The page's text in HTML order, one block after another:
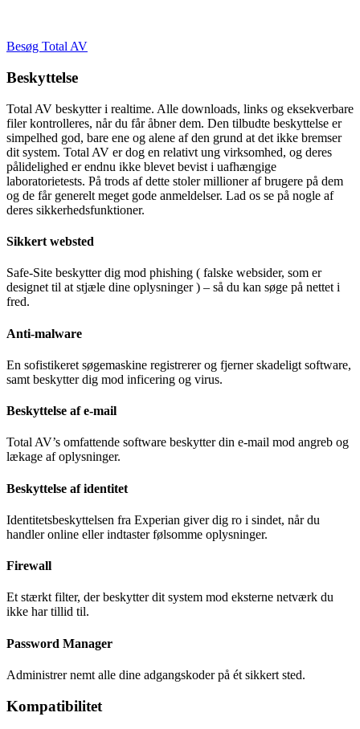
Besøg Total AV
Beskyttelse
Total AV beskytter i realtime. Alle downloads, links og eksekverbare
filer kontrolleres, når du får åbner dem. Den tilbudte beskyttelse er
simpelhed god, bare ene og alene af den grund at det ikke bremser
dit system. Total AV er dog en relativt ung virksomhed, og deres
pålidelighed er endnu ikke blevet bevist i uafhængige
laboratorietests. På trods af dette stoler millioner af brugere på dem
og de får generelt meget gode anmeldelser. Lad os se på nogle af
deres sikkerhedsfunktioner.
Sikkert websted
Safe-Site beskytter dig mod phishing ( falske websider, som er
designet til at stjæle dine oplysninger ) – så du kan søge på nettet i
fred.
Anti-malware
En sofistikeret søgemaskine registrerer og fjerner skadeligt software,
samt beskytter dig mod inficering og virus.
Beskyttelse af e-mail
Total AV’s omfattende software beskytter din e-mail mod angreb og
lækage af oplysninger.
Beskyttelse af identitet
Identitetsbeskyttelsen fra Experian giver dig ro i sindet, når du
handler online eller indtaster følsomme oplysninger.
Firewall
Et stærkt filter, der beskytter dit system mod eksterne netværk du
ikke har tillid til.
Password Manager
Administrer nemt alle dine adgangskoder på ét sikkert sted.
Kompatibilitet